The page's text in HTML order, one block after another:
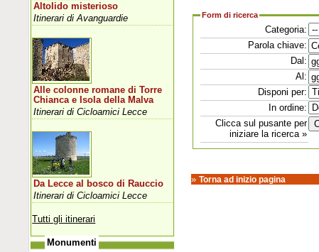
Form di ricerca
Categoria:
Parola chiave:
Dal:
Al:
Disponi per:
In ordine:
Clicca sul pusante per
iniziare la ricerca »
»Torna ad inizio pagina
Altolido misterioso
Itinerari di Avanguardie
Alle colonne romane di Torre
Chianca e Isola della Malva
Itinerari di Cicloamici Lecce
Da Lecce al bosco di Rauccio
Itinerari di Cicloamici Lecce
Tutti gli itinerari
Monumenti